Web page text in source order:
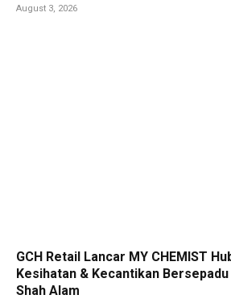
August 3, 2026
GCH Retail Lancar MY CHEMIST
Kesihatan & Kecantikan
Shah Alam